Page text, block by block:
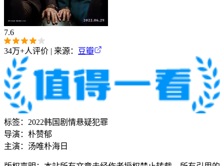
7.6
34万+人评价 | 来源： 豆瓣
标签： 2022韩国 剧情悬疑犯罪
导演： 朴赞郁
主演： 汤唯朴海日